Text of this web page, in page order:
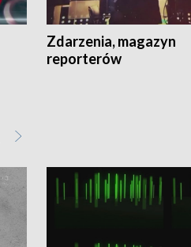
Zdarzenia, magazyn
reporterów